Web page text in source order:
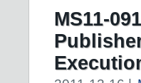
MS11-